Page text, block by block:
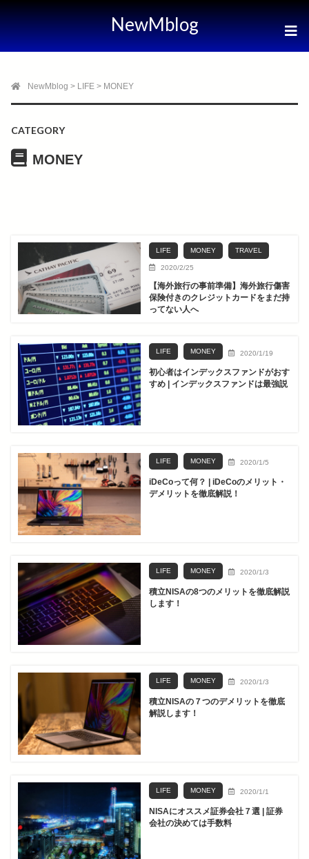
NewMblog
NewMblog > LIFE > MONEY
CATEGORY
MONEY
LIFE MONEY TRAVEL
2020/2/25
【海外旅行の事前準備】海外旅行傷害
保険付きのクレジットカードをまだ持
ってない人へ
LIFE MONEY 2020/1/19
初心者はインデックスファンドがおす
すめ | インデックスファンドは最強説
LIFE MONEY 2020/1/5
iDeCoって何？ | iDeCoのメリット・
デメリットを徹底解説！
LIFE MONEY 2020/1/3
積立NISAの8つのメリットを徹底解説
します！
LIFE MONEY 2020/1/3
積立NISAの７つのデメリットを徹底
解説します！
LIFE MONEY 2020/1/1
NISAにオススメ証券会社７選 | 証券
会社の決めては手数料